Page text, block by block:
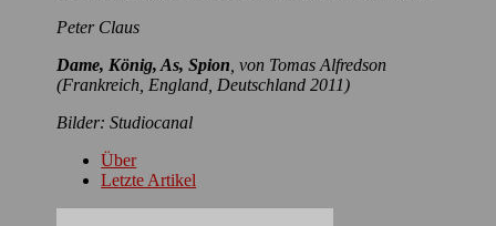
Peter Claus
Dame, König, As, Spion , von Tomas Alfredson
(Frankreich, England, Deutschland 2011)
Bilder: Studiocanal
Über
Letzte Artikel